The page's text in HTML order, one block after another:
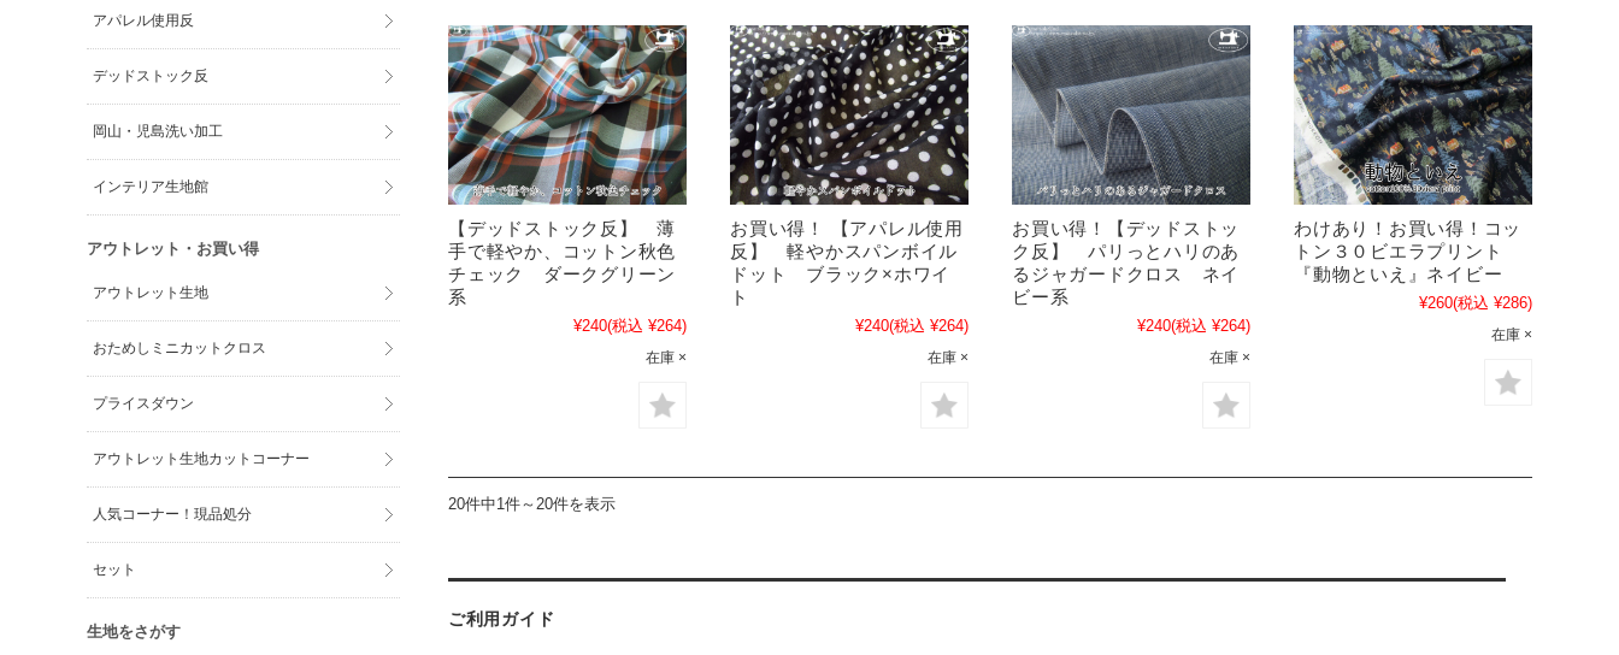
【デッドストック反】 薄
手で軽やか、コットン秋色
チェック ダークグリーン
系
¥240(税込 ¥264)
在庫 ×
お買い得！ 【アパレル使用
反】 軽やかスパンボイル
ドット ブラック×ホワイ
ト
¥240(税込 ¥264)
在庫 ×
お買い得！【デッドストッ
ク反】 パリっとハリのあ
るジャガードクロス ネイ
ビー系
¥240(税込 ¥264)
在庫 ×
わけあり！お買い得！コッ
トン３０ビエラプリント
『動物といえ』ネイビー
¥260(税込 ¥286)
在庫 ×
20件中1件～20件を表示
ご利用ガイド
アパレル使用反
デッドストック反
岡山・児島洗い加工
インテリア生地館
アウトレット・お買い得
アウトレット生地
おためしミニカットクロス
プライスダウン
アウトレット生地カットコーナー
人気コーナー！現品処分
セット
生地をさがす